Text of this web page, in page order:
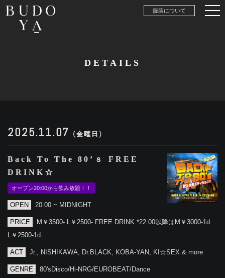
服装について
DETAILS
2025.11.07 (金曜日)
Back To The 80’ｓ FREE
DRINK☆
オープン20:00から飲み放題！！
OPEN 20:00 ~ MIDNIGHT
PRICE
M￥3500- L￥2500- FREE DRINK *22:00以降はM￥3000-1d
L￥2500-1d
ACT Jr., NISHIKAWA, Dr.BLACK, KOBA-YAN, KI☆SEX & more
GENRE
80'sDisco/Hi-NRG/EUROBEAT/Dance